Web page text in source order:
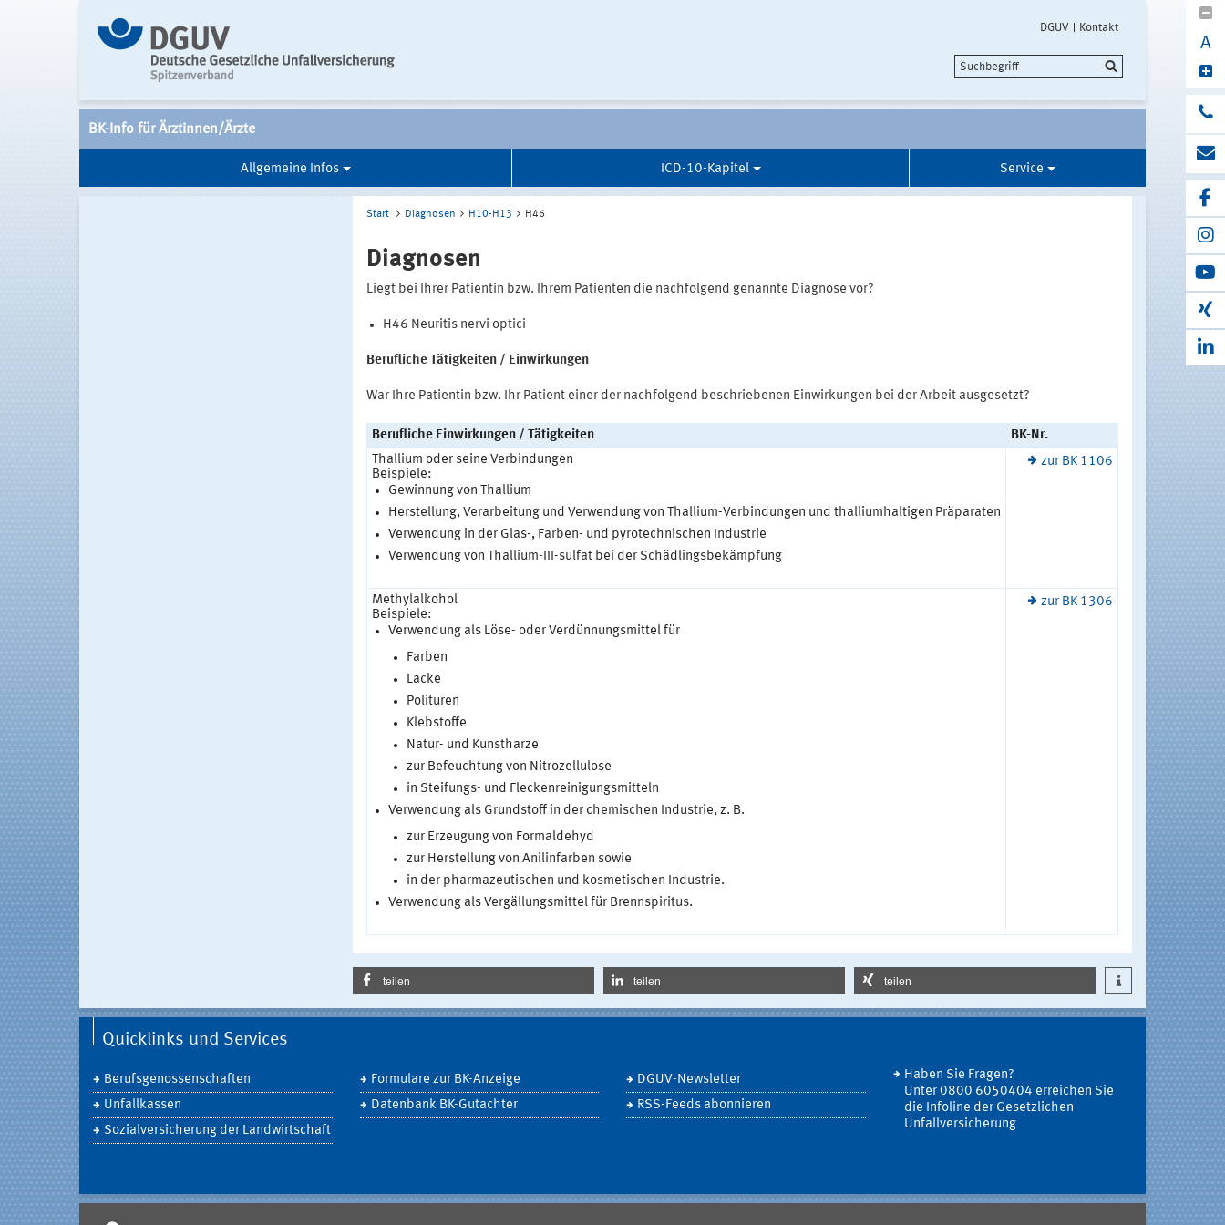
DGUV Kontakt
A
BK-Info für Ärztinnen/Ärzte
Allgemeine Infos ICD-10-Kapitel Service
Start Diagnosen H10-H13 H46
Diagnosen
Liegt bei Ihrer Patientin bzw. Ihrem Patienten die nachfolgend genannte Diagnose vor?
H46 Neuritis nervi optici
Berufliche Tätigkeiten / Einwirkungen
War Ihre Patientin bzw. Ihr Patient einer der nachfolgend beschriebenen Einwirkungen bei der Arbeit ausgesetzt?
Berufliche Einwirkungen / Tätigkeiten
BK-Nr.
Thallium oder seine Verbindungen
Beispiele:
Gewinnung von Thallium
Herstellung, Verarbeitung und Verwendung von Thallium-Verbindungen und thalliumhaltigen Präparaten
Verwendung in der Glas-, Farben- und pyrotechnischen Industrie
Verwendung von Thallium-III-sulfat bei der Schädlingsbekämpfung
zur BK 1106
Methylalkohol
Beispiele:
Verwendung als Löse- oder Verdünnungsmittel für
Farben
Lacke
Polituren
Klebstoffe
Natur- und Kunstharze
zur Befeuchtung von Nitrozellulose
in Steifungs- und Fleckenreinigungsmitteln
Verwendung als Grundstoff in der chemischen Industrie, z. B.
zur Erzeugung von Formaldehyd
zur Herstellung von Anilinfarben sowie
in der pharmazeutischen und kosmetischen Industrie.
Verwendung als Vergällungsmittel für Brennspiritus.
zur BK 1306
teilen teilen teilen
Quicklinks und Services
Berufsgenossenschaften
Unfallkassen
Sozialversicherung der Landwirtschaft
Formulare zur BK-Anzeige
Datenbank BK-Gutachter
DGUV-Newsletter
RSS-Feeds abonnieren
Haben Sie Fragen?
Unter 0800 6050404 erreichen Sie
die Infoline der Gesetzlichen
Unfallversicherung